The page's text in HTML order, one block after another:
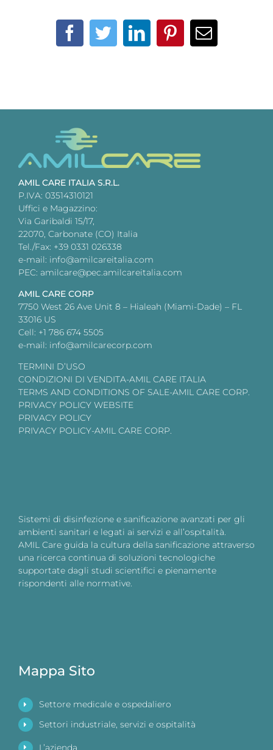
Facebook
TwitterLinkedIn
Pinterest
Email
AMIL CARE ITALIA S.R.L.
P.IVA: 03514310121
Uffici e Magazzino:
Via Garibaldi 15/17,
22070, Carbonate (CO) Italia
Tel./Fax: +39 0331 026338
e-mail: info@amilcareitalia.com
PEC: amilcare@pec.amilcareitalia.com
AMIL CARE CORP
7750 West 26 Ave Unit 8 – Hialeah (Miami-Dade) – FL
33016 US
Cell: +1 786 674 5505
e-mail: info@amilcarecorp.com
TERMINI D’USO
CONDIZIONI DI VENDITA-AMIL CARE ITALIA
TERMS AND CONDITIONS OF SALE-AMIL CARE CORP.
PRIVACY POLICY WEBSITE
PRIVACY POLICY
PRIVACY POLICY-AMIL CARE CORP.
Sistemi di disinfezione e sanificazione avanzati per gli
ambienti sanitari e legati ai servizi e all’ospitalità.
AMIL Care guida la cultura della sanificazione attraverso
una ricerca continua di soluzioni tecnologiche
supportate dagli studi scientifici e pienamente
rispondenti alle normative.
Mappa Sito
Settore medicale e ospedaliero
Settori industriale, servizi e ospitalità
L’azienda